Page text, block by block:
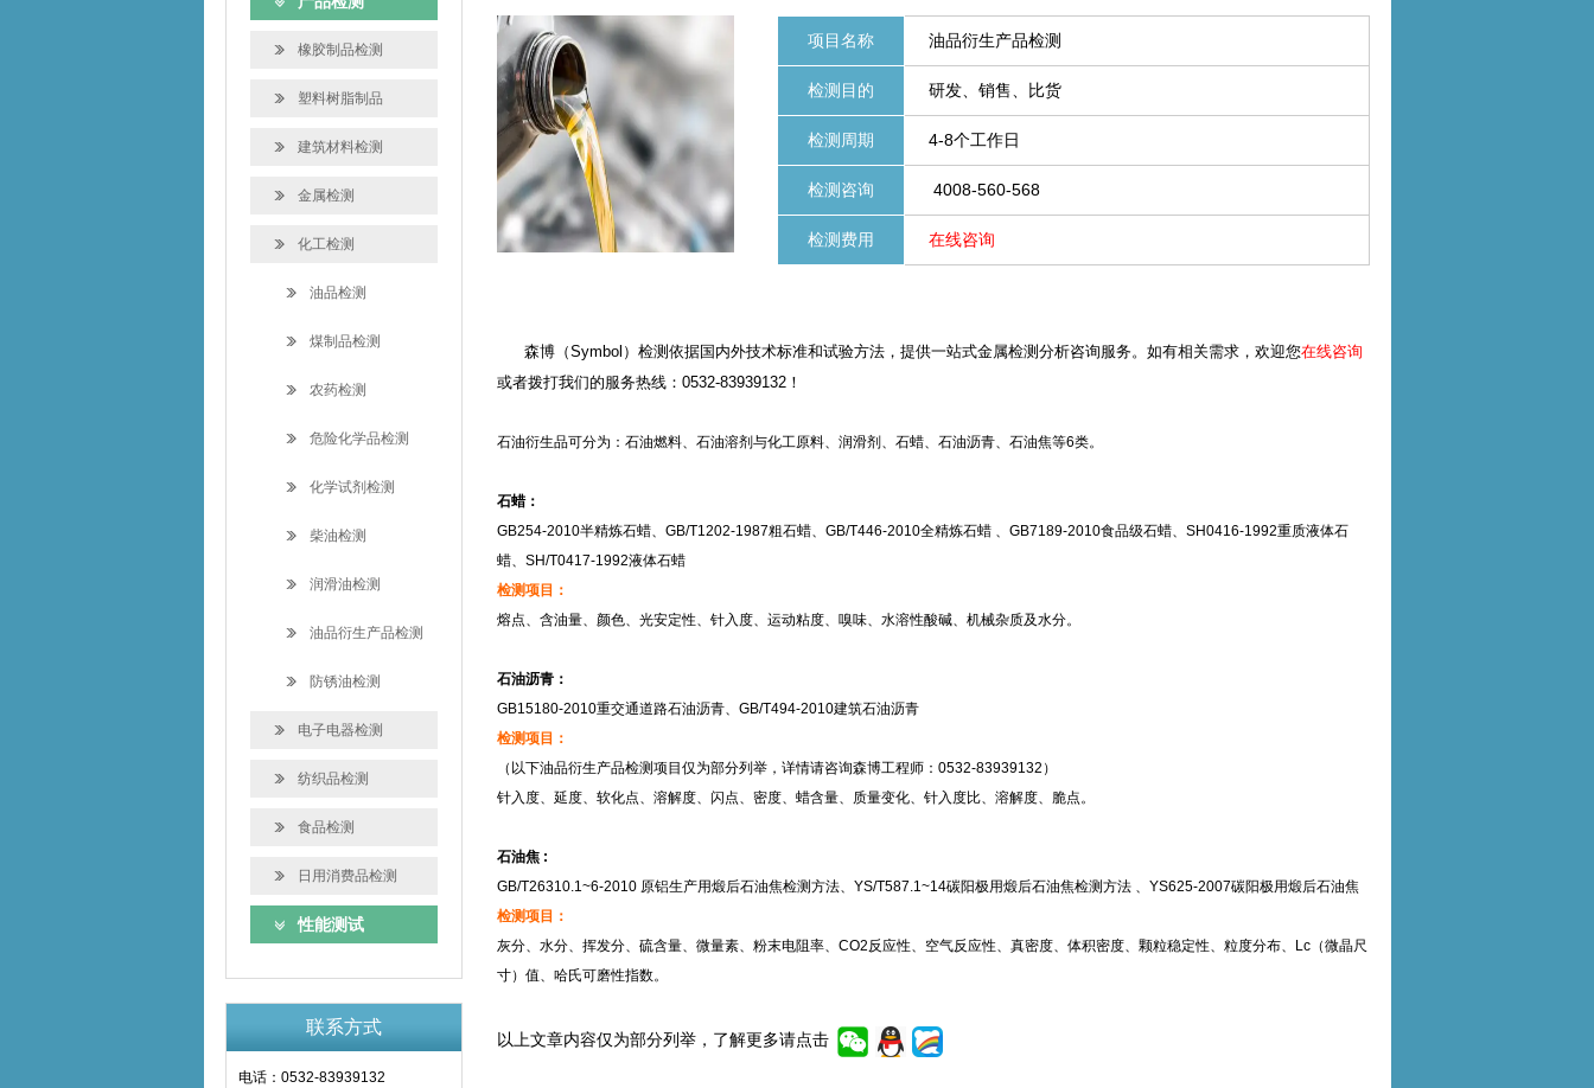
橡胶制品检测
塑料树脂制品
建筑材料检测
金属检测
化工检测
油品检测
煤制品检测
农药检测
危险化学品检测
化学试剂检测
柴油检测
润滑油检测
油品衍生产品检测
防锈油检测
电子电器检测
纺织品检测
食品检测
日用消费品检测
性能测试
联系方式
电话：0532-83939132
项目名称 油品衍生产品检测
检测目的 研发、销售、比货
检测周期 4-8个工作日
检测咨询 4008-560-568
检测费用 在线咨询
森博（Symbol）检测依据国内外技术标准和试验方法，提供一站式金属检测分析咨询服务。如有相关需求，欢迎您在线咨询
或者拨打我们的服务热线：0532-83939132！
石油衍生品可分为：石油燃料、石油溶剂与化工原料、润滑剂、石蜡、石油沥青、石油焦等6类。
石蜡：
GB254-2010半精炼石蜡、GB/T1202-1987粗石蜡、GB/T446-2010全精炼石蜡 、GB7189-2010食品级石蜡、SH0416-1992重质液体石
蜡、SH/T0417-1992液体石蜡
检测项目：
熔点、含油量、颜色、光安定性、针入度、运动粘度、嗅味、水溶性酸碱、机械杂质及水分。
石油沥青：
GB15180-2010重交通道路石油沥青、GB/T494-2010建筑石油沥青
检测项目：
（以下油品衍生产品检测项目仅为部分列举，详情请咨询森博工程师：0532-83939132）
针入度、延度、软化点、溶解度、闪点、密度、蜡含量、质量变化、针入度比、溶解度、脆点。
石油焦 :
GB/T26310.1~6-2010 原铝生产用煅后石油焦检测方法、YS/T587.1~14碳阳极用煅后石油焦检测方法 、YS625-2007碳阳极用煅后石油焦
检测项目：
灰分、水分、挥发分、硫含量、微量素、粉末电阻率、CO2反应性、空气反应性、真密度、体积密度、颗粒稳定性、粒度分布、Lc（微晶尺
寸）值、哈氏可磨性指数。
以上文章内容仅为部分列举，了解更多请点击